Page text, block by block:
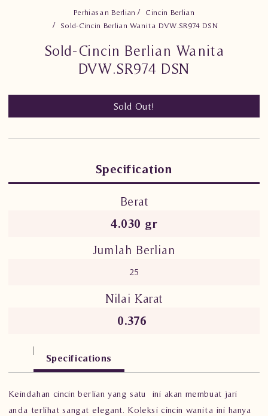
Perhiasan Berlian
Cincin Berlian
Sold-Cincin Berlian Wanita DVW.SR974 DSN
Sold-Cincin Berlian Wanita
DVW.SR974 DSN
Sold Out!
Specification
Berat
4.030 gr
Jumlah Berlian
25
Nilai Karat
0.376
Specifications
Keindahan cincin berlian yang satu ini akan membuat jari
anda terlihat sangat elegant. Koleksi cincin wanita ini hanya